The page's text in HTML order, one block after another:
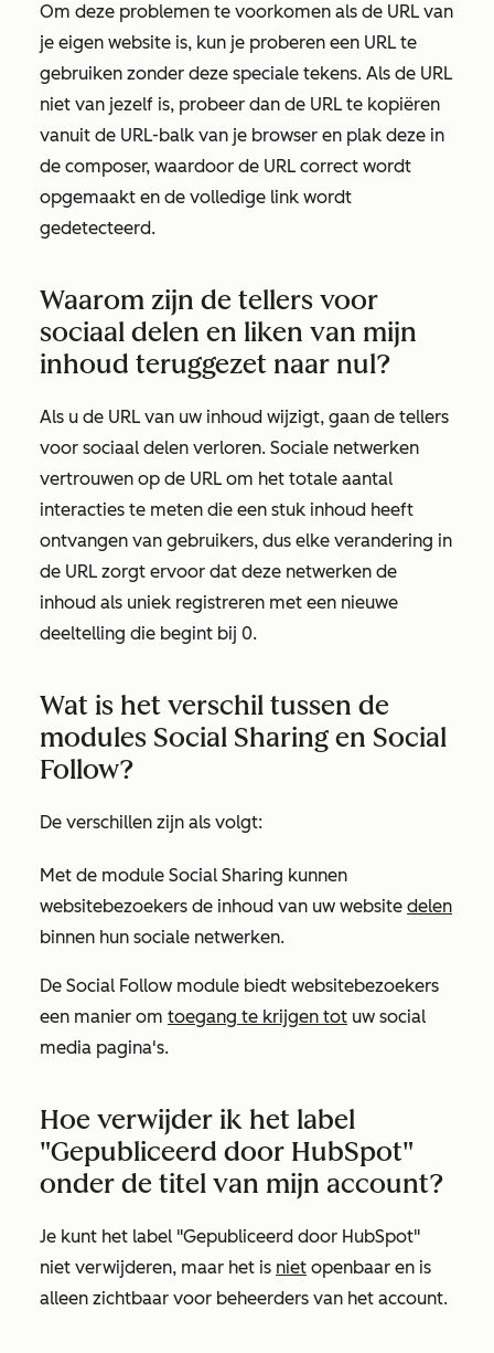
Om deze problemen te voorkomen als de URL van
je eigen website is, kun je proberen een URL te
gebruiken zonder deze speciale tekens. Als de URL
niet van jezelf is, probeer dan de URL te kopiëren
vanuit de URL-balk van je browser en plak deze in
de composer, waardoor de URL correct wordt
opgemaakt en de volledige link wordt
gedetecteerd.
Waarom zijn de tellers voor
sociaal delen en liken van mijn
inhoud teruggezet naar nul?
Als u de URL van uw inhoud wijzigt, gaan de tellers
voor sociaal delen verloren. Sociale netwerken
vertrouwen op de URL om het totale aantal
interacties te meten die een stuk inhoud heeft
ontvangen van gebruikers, dus elke verandering in
de URL zorgt ervoor dat deze netwerken de
inhoud als uniek registreren met een nieuwe
deeltelling die begint bij 0.
Wat is het verschil tussen de
modules Social Sharing en Social
Follow?
De verschillen zijn als volgt:
Met de module Social Sharing kunnen
websitebezoekers de inhoud van uw website delen
binnen hun sociale netwerken.
De Social Follow module biedt websitebezoekers
een manier om toegang te krijgen tot uw social
media pagina's.
Hoe verwijder ik het label
"Gepubliceerd door HubSpot"
onder de titel van mijn account?
Je kunt het label "Gepubliceerd door HubSpot"
niet verwijderen, maar het is niet openbaar en is
alleen zichtbaar voor beheerders van het account.